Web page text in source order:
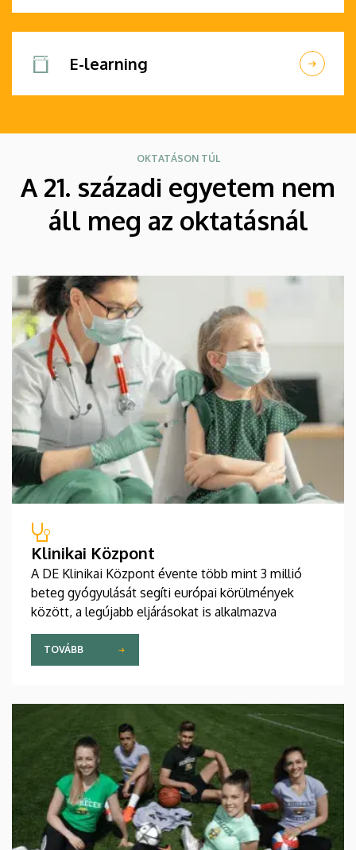
E-learning
OKTATÁSON TÚL
A 21. századi egyetem nem
áll meg az oktatásnál
Klinikai Központ
A DE Klinikai Központ évente több mint 3 millió
beteg gyógyulását segíti európai körülmények
között, a legújabb eljárásokat is alkalmazva
TOVÁBB